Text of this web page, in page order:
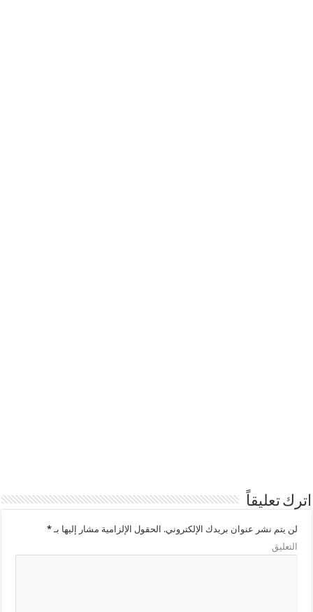
اترك تعليقاً
لن يتم نشر عنوان بريدك الإلكتروني. الحقول الإلزامية مشار إليها بـ*
التعليق